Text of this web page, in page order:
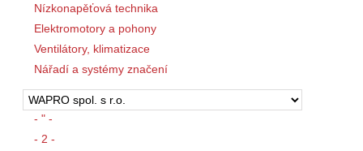
Nízkonapěťová technika
Elektromotory a pohony
Ventilátory, klimatizace
Nářadí a systémy značení
- " -
- 2 -